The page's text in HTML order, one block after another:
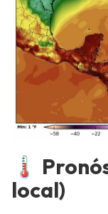
🌡️
local)